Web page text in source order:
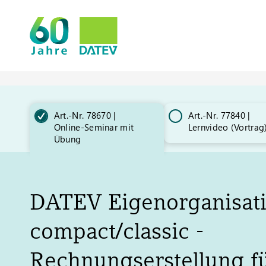
Art.-Nr. 78670 |
Online-Seminar mit
Übung
Art.-Nr. 77840 |
Lernvideo (Vortrag)
DATEV
compact/classic -
Rechnungserstellung